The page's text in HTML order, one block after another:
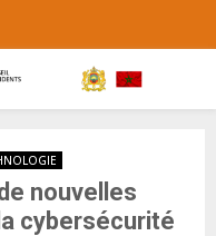
nouvelles
cybersécurité